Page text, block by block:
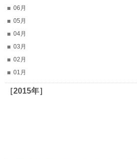
06月
05月
04月
03月
02月
01月
［2015年］